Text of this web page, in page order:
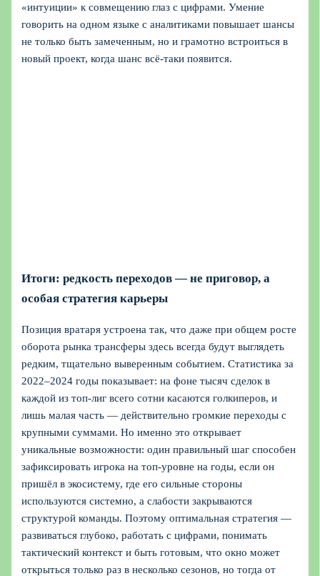
«интуиции» к совмещению глаз с цифрами. Умение
говорить на одном языке с аналитиками повышает шансы
не только быть замеченным, но и грамотно встроиться в
новый проект, когда шанс всё‑таки появится.
Итоги: редкость переходов — не приговор, а
особая стратегия карьеры
Позиция вратаря устроена так, что даже при общем росте
оборота рынка трансферы здесь всегда будут выглядеть
редким, тщательно выверенным событием. Статистика за
2022–2024 годы показывает: на фоне тысяч сделок в
каждой из топ‑лиг всего сотни касаются голкиперов, и
лишь малая часть — действительно громкие переходы с
крупными суммами. Но именно это открывает
уникальные возможности: один правильный шаг способен
зафиксировать игрока на топ‑уровне на годы, если он
пришёл в экосистему, где его сильные стороны
используются системно, а слабости закрываются
структурой команды. Поэтому оптимальная стратегия —
развиваться глубоко, работать с цифрами, понимать
тактический контекст и быть готовым, что окно может
открыться только раз в несколько сезонов, но тогда от